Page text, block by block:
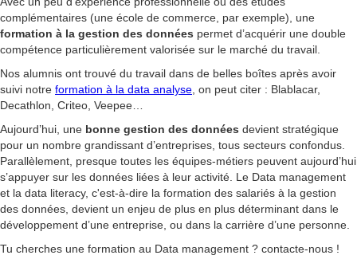
complémentaires (une école de commerce, par exemple), une
formation à la gestion des données permet d’acquérir une double
compétence particulièrement valorisée sur le marché du travail.
Nos alumnis ont trouvé du travail dans de belles boîtes après avoir
suivi notre formation à la data analyse , on peut citer : Blablacar,
Decathlon, Criteo, Veepee…
Aujourd’hui, une bonne gestion des données devient stratégique
pour un nombre grandissant d’entreprises, tous secteurs confondus.
Parallèlement, presque toutes les équipes-métiers peuvent aujourd’hui
s’appuyer sur les données liées à leur activité. Le Data management
et la data literacy, c'est-à-dire la formation des salariés à la gestion
des données, devient un enjeu de plus en plus déterminant dans le
développement d’une entreprise, ou dans la carrière d’une personne.
Tu cherches une formation au Data management ? contacte-nous !